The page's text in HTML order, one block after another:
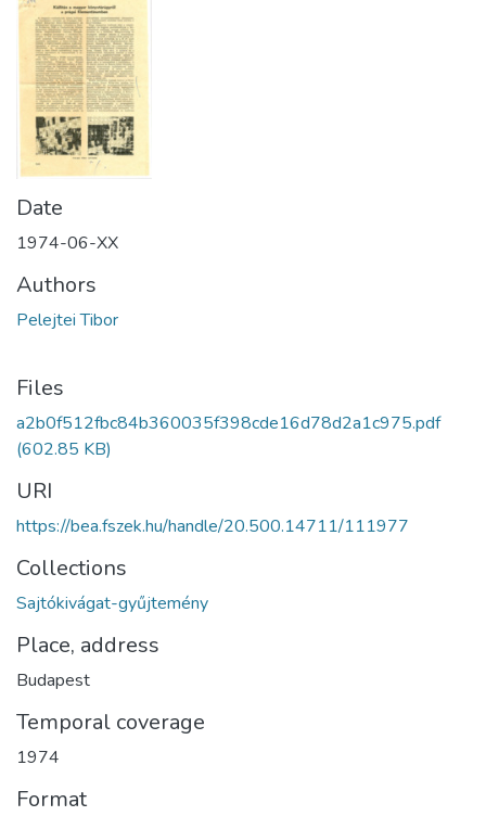
Date
1974-06-XX
Authors
Pelejtei Tibor
Files
a2b0f512fbc84b360035f398cde16d78d2a1c975.pdf
(602.85 KB)
URI
https://bea.fszek.hu/handle/20.500.14711/111977
Collections
Sajtókivágat-gyűjtemény
Place, address
Budapest
Temporal coverage
1974
Format